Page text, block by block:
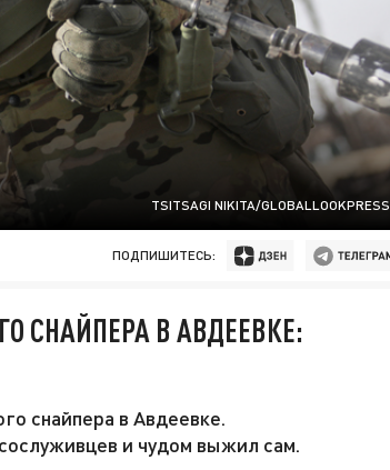
TSITSAGI NIKITA/GLOBALLOOKPRESS
ПОДПИШИТЕСЬ:
СНАЙПЕРА В АВДЕЕВКЕ:
снайпера в Авдеевке.
и чудом выжил сам.